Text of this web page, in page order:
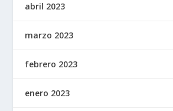
abril 2023
marzo 2023
febrero 2023
enero 2023